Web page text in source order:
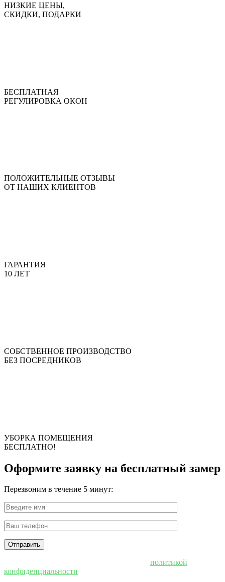
НИЗКИЕ ЦЕНЫ,
СКИДКИ, ПОДАРКИ
БЕСПЛАТНАЯ
РЕГУЛИРОВКА ОКОН
ПОЛОЖИТЕЛЬНЫЕ ОТЗЫВЫ
ОТ НАШИХ КЛИЕНТОВ
ГАРАНТИЯ
10 ЛЕТ
СОБСТВЕННОЕ ПРОИЗВОДСТВО
БЕЗ ПОСРЕДНИКОВ
УБОРКА ПОМЕЩЕНИЯ
БЕСПЛАТНО!
Оформите заявку на бесплатный замер
Перезвоним в течение 5 минут:
политикой
конфиденциальности